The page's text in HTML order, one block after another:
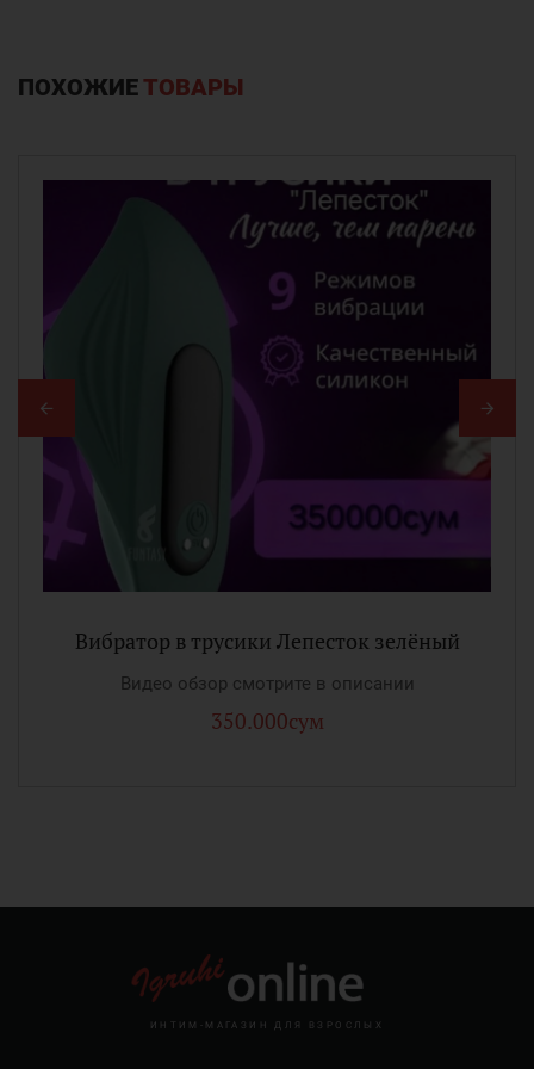
ПОХОЖИЕТОВАРЫ
Вибратор в трусики Лепесток зелёный
Видео обзор смотрите в описании
350.000сум
ИНТИМ-МАГАЗИН ДЛЯ ВЗРОСЛЫХ